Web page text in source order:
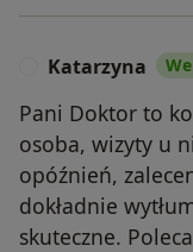
Katarzyna
Pani Doktor to
osoba, wizyty u
opóźnień,
dokładnie
skuteczne.